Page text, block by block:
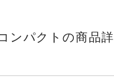
ンパクトの商品